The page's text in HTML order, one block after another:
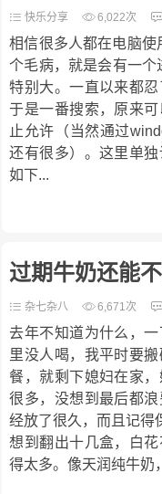
快乐分享 6,022次
相信很多人都在电脑
个毛病，就是会有一
特别大。一直以来都忍
于是一番搜索，原来
止允许（当然通过
还有很多）。这里单独
如下...
过期牛奶还能不
杂七杂八 6,671次
去年不知道为什么，
里没人喝，我平时要
餐，就剩下媳妇在家
很多，没想到最后都
经放了很久，而且记得
想到翻出十几盒，白
得太多。像天润纯牛奶